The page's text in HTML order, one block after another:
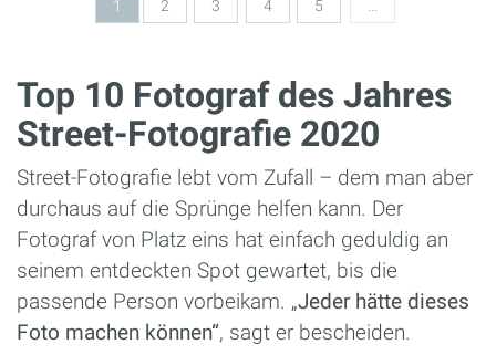
1 2 3 4 5
Top 10 Fotograf des Jahres
Street-Fotografie 2020
Street-Fotografie lebt vom Zufall – dem man aber
durchaus auf die Sprünge helfen kann. Der
Fotograf von Platz eins hat einfach geduldig an
seinem entdeckten Spot gewartet, bis die
passende Person vorbeikam. „Jeder hätte dieses
Foto machen können“, sagt er bescheiden.